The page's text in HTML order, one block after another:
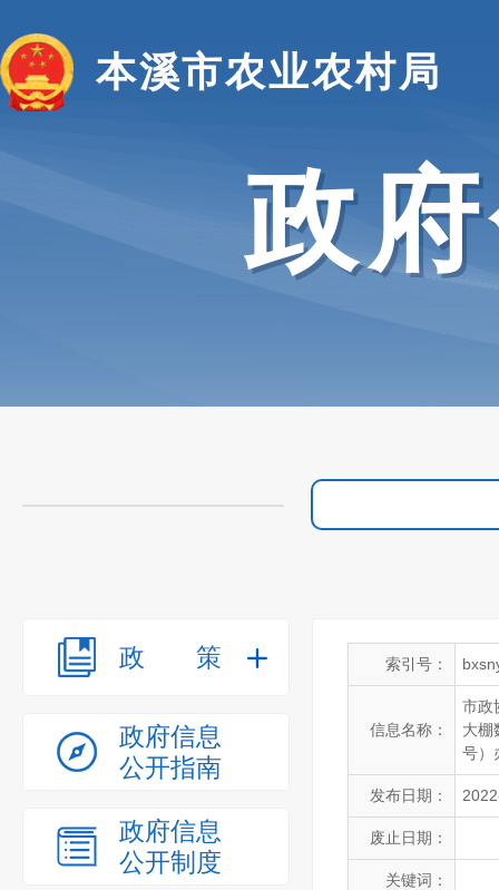
本溪市农业农村局
政
政策
政府信息
公开指南
政府信息
公开制度
索引号：
信息名称：
市政
大棚
号）
发布日期：
废止日期：
关键词：